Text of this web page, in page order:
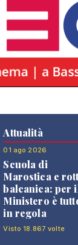
Attualità
01 ago 2026
Scuola di
Marostica e
balcanica: per
Ministero è
in regola
Visto 18.867 volte